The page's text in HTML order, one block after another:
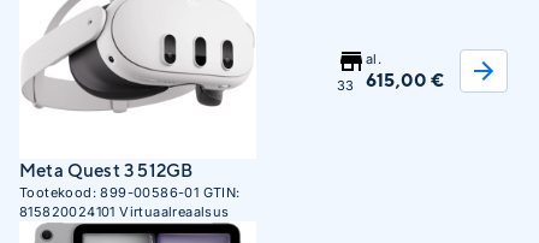
Meta Quest 3 512GB
Tootekood:899-00586-01 GTIN:
815820024101 Virtuaalreaalsus
33
al.
615,00 €